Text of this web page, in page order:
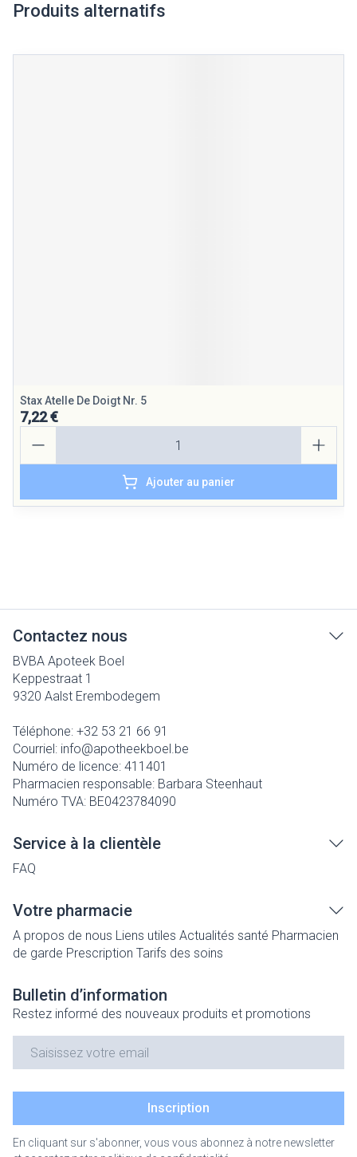
Produits alternatifs
Stax Atelle De Doigt Nr. 5
7,22 €
Ajouter au panier
Contactez nous
BVBA Apoteek Boel
Keppestraat 1
9320 Aalst Erembodegem
Téléphone: +32 53 21 66 91
Courriel: info@apotheekboel.be
Numéro de licence: 411401
Pharmacien responsable: Barbara Steenhaut
Numéro TVA: BE0423784090
Service à la clientèle
FAQ
Votre pharmacie
A propos de nous Liens utiles Actualités santé Pharmacien
de garde Prescription Tarifs des soins
Bulletin d’information
Restez informé des nouveaux produits et promotions
Inscription
En cliquant sur s'abonner, vous vous abonnez à notre newsletter